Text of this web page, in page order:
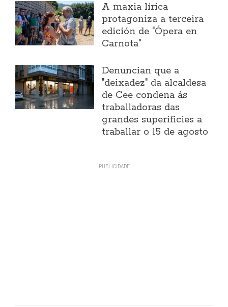
A maxia lírica
protagoniza a terceira
edición de "Ópera en
Carnota"
Denuncian que a
"deixadez" da alcaldesa
de Cee condena ás
traballadoras das
grandes superificies a
traballar o 15 de agosto